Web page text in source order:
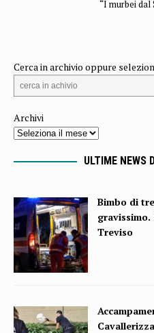
“I murbei dal
Cerca in archivio oppure
Archivi
ULTIME NEWS
Bimbo di
Treviso